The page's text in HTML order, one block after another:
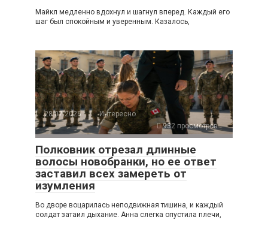
Майкл медленно вдохнул и шагнул вперед. Каждый его
шаг был спокойным и уверенным. Казалось,
28.07.2026
Интересно
932 просмотров
Полковник отрезал длинные
волосы новобранки, но ее ответ
заставил всех замереть от
изумления
Во дворе воцарилась неподвижная тишина, и каждый
солдат затаил дыхание. Анна слегка опустила плечи,